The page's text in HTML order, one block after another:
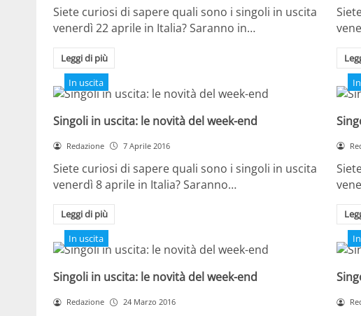
Siete curiosi di sapere quali sono i singoli in uscita
venerdì 22 aprile in Italia? Saranno in…
Leggi di più
In uscita
Singoli in uscita: le novità del week-end
Redazione 7 Aprile 2016
Siete curiosi di sapere quali sono i singoli in uscita
venerdì 8 aprile in Italia? Saranno…
Leggi di più
In uscita
Singoli in uscita: le novità del week-end
Redazione 24 Marzo 2016